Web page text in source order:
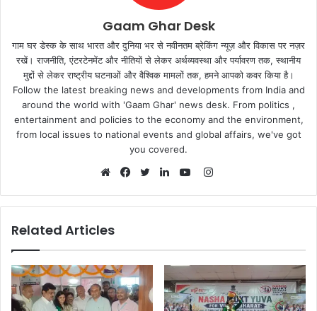
Gaam Ghar Desk
गाम घर डेस्क के साथ भारत और दुनिया भर से नवीनतम ब्रेकिंग न्यूज़ और विकास पर नज़र
रखें। राजनीति, एंटरटेनमेंट और नीतियों से लेकर अर्थव्यवस्था और पर्यावरण तक, स्थानीय
मुद्दों से लेकर राष्ट्रीय घटनाओं और वैश्विक मामलों तक, हमने आपको कवर किया है।
Follow the latest breaking news and developments from India and
around the world with 'Gaam Ghar' news desk. From politics ,
entertainment and policies to the economy and the environment,
from local issues to national events and global affairs, we've got
you covered.
Instagram
Related Articles